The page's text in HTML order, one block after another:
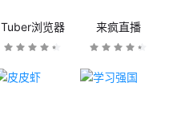
Tuber浏览器 来疯直播